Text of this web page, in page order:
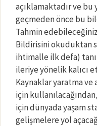
açıklamaktadır ve
geçmeden önce bu
Tahmin
Bildirisini okuduktan
ihtimalle ilk defa)
ileriye yönelik kalıcı
Kaynaklar yaratma ve
için
için dünyada yaşam
gelişmelere yol